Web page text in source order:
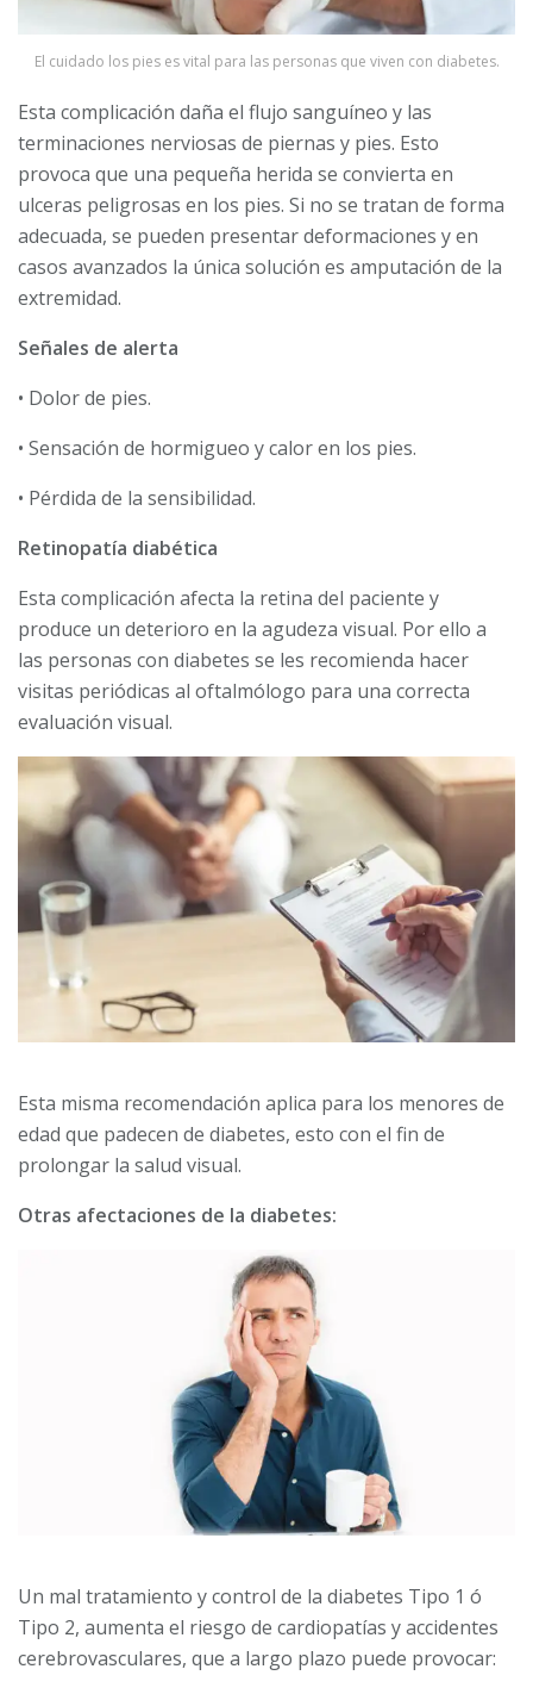
El cuidado los pies es vital para las personas que viven con diabetes.
Esta complicación daña el flujo sanguíneo y las
terminaciones nerviosas de piernas y pies. Esto
provoca que una pequeña herida se convierta en
ulceras peligrosas en los pies. Si no se tratan de forma
adecuada, se pueden presentar deformaciones y en
casos avanzados la única solución es amputación de la
extremidad.
Señales de alerta
• Dolor de pies.
• Sensación de hormigueo y calor en los pies.
• Pérdida de la sensibilidad.
Retinopatía diabética
Esta complicación afecta la retina del paciente y
produce un deterioro en la agudeza visual. Por ello a
las personas con diabetes se les recomienda hacer
visitas periódicas al oftalmólogo para una correcta
evaluación visual.
Esta misma recomendación aplica para los menores de
edad que padecen de diabetes, esto con el fin de
prolongar la salud visual.
Otras afectaciones de la diabetes:
Un mal tratamiento y control de la diabetes Tipo 1 ó
Tipo 2, aumenta el riesgo de cardiopatías y accidentes
cerebrovasculares, que a largo plazo puede provocar: